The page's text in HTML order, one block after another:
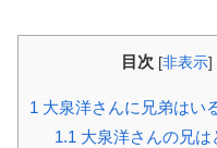
目次 [非表示]
1 大泉洋さんに兄弟はい
1.1 大泉洋さんの兄は